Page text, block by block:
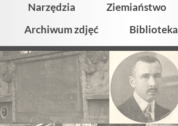
Narzędzia
Ziemiaństwo
Archiwum zdjęć
Biblioteka